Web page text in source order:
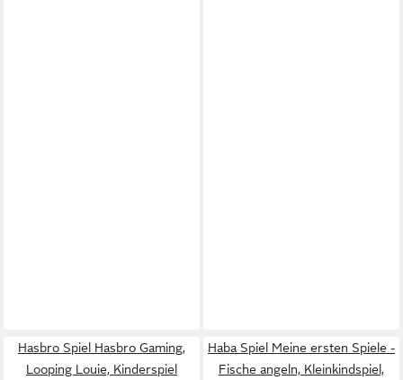
Hasbro Spiel Hasbro Gaming,
Looping Louie, Kinderspiel
Haba Spiel Meine ersten Spiele -
Fische angeln, Kleinkindspiel,